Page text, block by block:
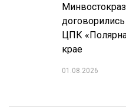
ЦПК
крае
01.08.2026